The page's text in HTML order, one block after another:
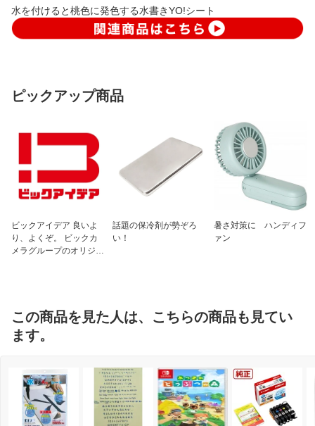
水を付けると桃色に発色する水書きYO!シート
ピックアップ商品
ビックアイデア 良いよ
り、よくぞ。 ビックカ
メラグループのオリジナ
話題の保冷剤が勢ぞろ
い！
暑さ対策に ハンディフ
ァン
この商品を見た人は、こちらの商品も見てい
ます。